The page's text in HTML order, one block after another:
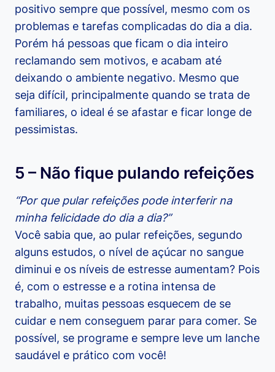
positivo sempre que possível, mesmo com os
problemas e tarefas complicadas do dia a dia.
Porém há pessoas que ficam o dia inteiro
reclamando sem motivos, e acabam até
deixando o ambiente negativo. Mesmo que
seja difícil, principalmente quando se trata de
familiares, o ideal é se afastar e ficar longe de
pessimistas.
5 – Não fique pulando refeições
“Por que pular refeições pode interferir na
minha felicidade do dia a dia?”
Você sabia que, ao pular refeições, segundo
alguns estudos, o nível de açúcar no sangue
diminui e os níveis de estresse aumentam? Pois
é, com o estresse e a rotina intensa de
trabalho, muitas pessoas esquecem de se
cuidar e nem conseguem parar para comer. Se
possível, se programe e sempre leve um lanche
saudável e prático com você!